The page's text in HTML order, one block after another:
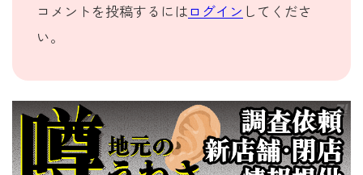
コメントを投稿するには ログイン してくださ
い。